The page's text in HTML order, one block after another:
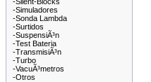
-Simuladores
-Sonda Lambda
-Surtidos
-SuspensiÃ³n
-Test Bateria
-TransmisiÃ³n
-Turbo
-VacuÃ³metros
-Otros